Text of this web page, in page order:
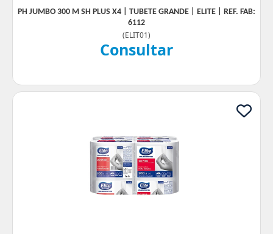
PH JUMBO 300 M SH PLUS X4 | TUBETE GRANDE | ELITE | REF. FAB:
6112
(ELIT01)
Consultar